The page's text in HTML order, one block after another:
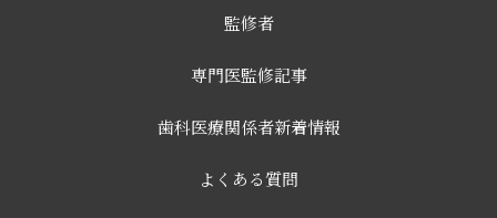
監修者
専門医監修記事
歯科医療関係者新着情報
よくある質問